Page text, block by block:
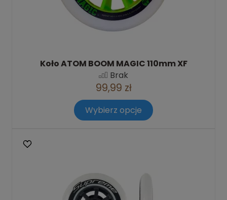
Koło ATOM BOOM MAGIC 110mm XF
Brak
99,99 zł
Wybierz opcje